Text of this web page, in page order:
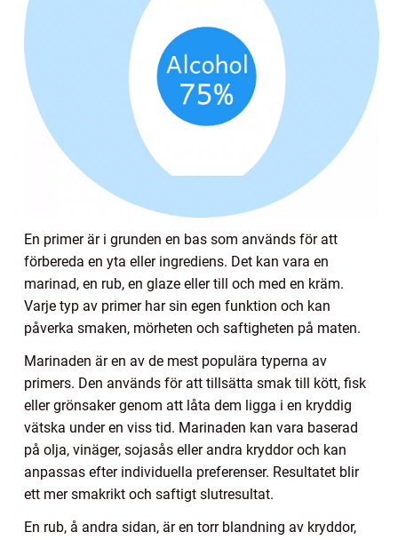
En primer är i grunden en bas som används för att
förbereda en yta eller ingrediens. Det kan vara en
marinad, en rub, en glaze eller till och med en kräm.
Varje typ av primer har sin egen funktion och kan
påverka smaken, mörheten och saftigheten på maten.
Marinaden är en av de mest populära typerna av
primers. Den används för att tillsätta smak till kött, fisk
eller grönsaker genom att låta dem ligga i en kryddig
vätska under en viss tid. Marinaden kan vara baserad
på olja, vinäger, sojasås eller andra kryddor och kan
anpassas efter individuella preferenser. Resultatet blir
ett mer smakrikt och saftigt slutresultat.
En rub, å andra sidan, är en torr blandning av kryddor,